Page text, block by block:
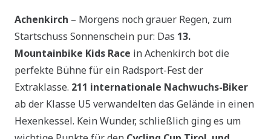
Achenkirch – Morgens noch grauer Regen, zum
Startschuss Sonnenschein pur: Das 13.
Mountainbike Kids Race in Achenkirch bot die
perfekte Bühne für ein Radsport-Fest der
Extraklasse. 211 internationale Nachwuchs-Biker
ab der Klasse U5 verwandelten das Gelände in einen
Hexenkessel. Kein Wunder, schließlich ging es um